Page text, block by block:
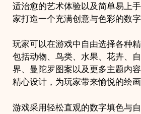
适治愈的艺术体验以及简单易上
家打造一个充满创意与色彩的数字
玩家可以在游戏中自由选择各种
包括动物、鸟类、水果、花卉、
界、曼陀罗图案以及更多主题内
精心设计，为玩家带来愉悦的绘画
游戏采用轻松直观的数字填色与自